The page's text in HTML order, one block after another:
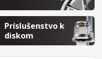
Príslušenstvo k
diskom